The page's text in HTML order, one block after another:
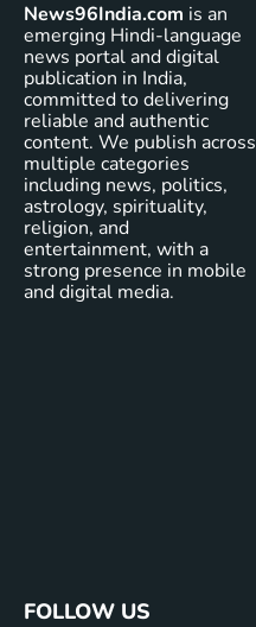
News96India.com is an
emerging Hindi-language
news portal and digital
publication in India,
committed to delivering
reliable and authentic
content. We publish across
multiple categories
including news, politics,
astrology, spirituality,
religion, and
entertainment, with a
strong presence in mobile
and digital media.
FOLLOW US